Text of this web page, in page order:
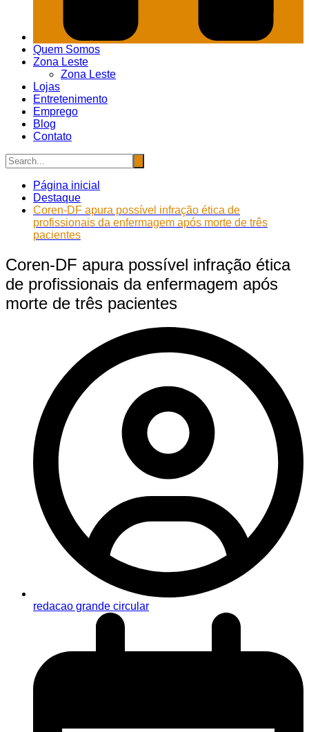
Quem Somos
Zona Leste
Zona Leste
Lojas
Entretenimento
Emprego
Blog
Contato
Página inicial
Destaque
Coren-DF apura possível infração ética de
profissionais da enfermagem após morte de três
pacientes
Coren-DF apura possível infração ética
de profissionais da enfermagem após
morte de três pacientes
redacao grande circular